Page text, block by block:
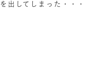
出してしまった・・・